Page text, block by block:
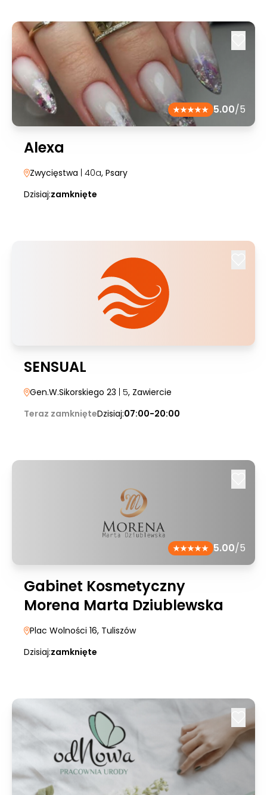
5.00/5
Alexa
Zwycięstwa | 40a, Psary
Dzisiaj:zamknięte
SENSUAL
Gen.W.Sikorskiego 23 | 5, Zawiercie
Teraz zamknięteDzisiaj:07:00-20:00
5.00/5
Gabinet Kosmetyczny
Morena Marta Dziublewska
Plac Wolności 16, Tuliszów
Dzisiaj:zamknięte